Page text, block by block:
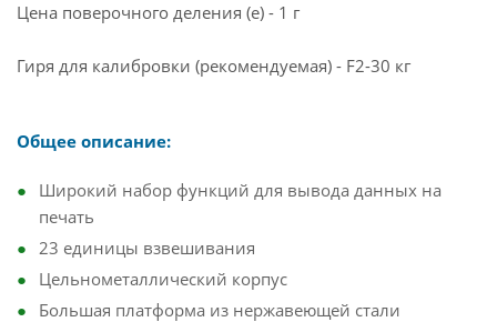
Цена поверочного деления (e) - 1 г
Гиря для калибровки (рекомендуемая) - F2-30 кг
Общее описание:
Широкий набор функций для вывода данных на
печать
23 единицы взвешивания
Цельнометаллический корпус
Большая платформа из нержавеющей стали